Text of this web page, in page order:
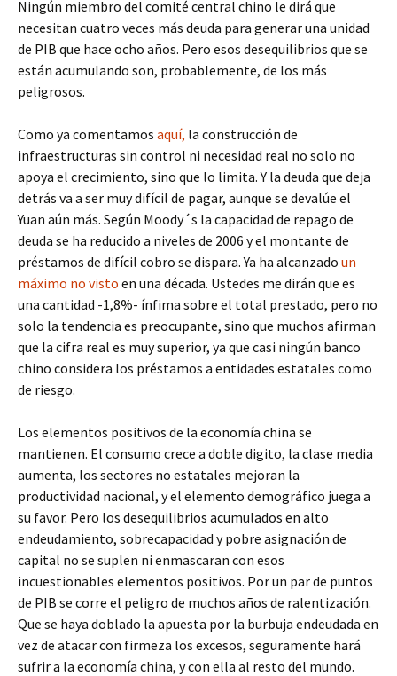
Ningún miembro del comité central chino le dirá que
necesitan cuatro veces más deuda para generar una unidad
de PIB que hace ocho años. Pero esos desequilibrios que se
están acumulando son, probablemente, de los más
peligrosos.
Como ya comentamos aquí, la construcción de
infraestructuras sin control ni necesidad real no solo no
apoya el crecimiento, sino que lo limita. Y la deuda que deja
detrás va a ser muy difícil de pagar, aunque se devalúe el
Yuan aún más. Según Moody´s la capacidad de repago de
deuda se ha reducido a niveles de 2006 y el montante de
préstamos de difícil cobro se dispara. Ya ha alcanzado un
máximo no visto en una década. Ustedes me dirán que es
una cantidad -1,8%- ínfima sobre el total prestado, pero no
solo la tendencia es preocupante, sino que muchos afirman
que la cifra real es muy superior, ya que casi ningún banco
chino considera los préstamos a entidades estatales como
de riesgo.
Los elementos positivos de la economía china se
mantienen. El consumo crece a doble digito, la clase media
aumenta, los sectores no estatales mejoran la
productividad nacional, y el elemento demográfico juega a
su favor. Pero los desequilibrios acumulados en alto
endeudamiento, sobrecapacidad y pobre asignación de
capital no se suplen ni enmascaran con esos
incuestionables elementos positivos. Por un par de puntos
de PIB se corre el peligro de muchos años de ralentización.
Que se haya doblado la apuesta por la burbuja endeudada en
vez de atacar con firmeza los excesos, seguramente hará
sufrir a la economía china, y con ella al resto del mundo.